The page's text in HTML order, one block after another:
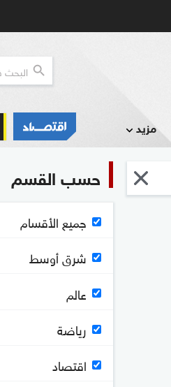
مزيد
حسب القسم
جميع الأقسام
شرق أوسط
عالم
رياضة
اقتصاد